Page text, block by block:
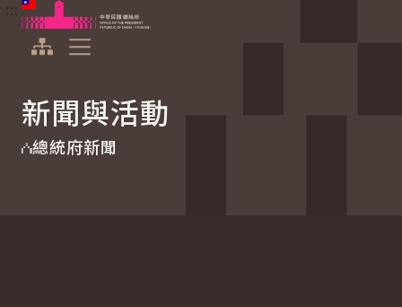
跳到主要內容
中華民國總統府
新聞與活動
總統府新聞